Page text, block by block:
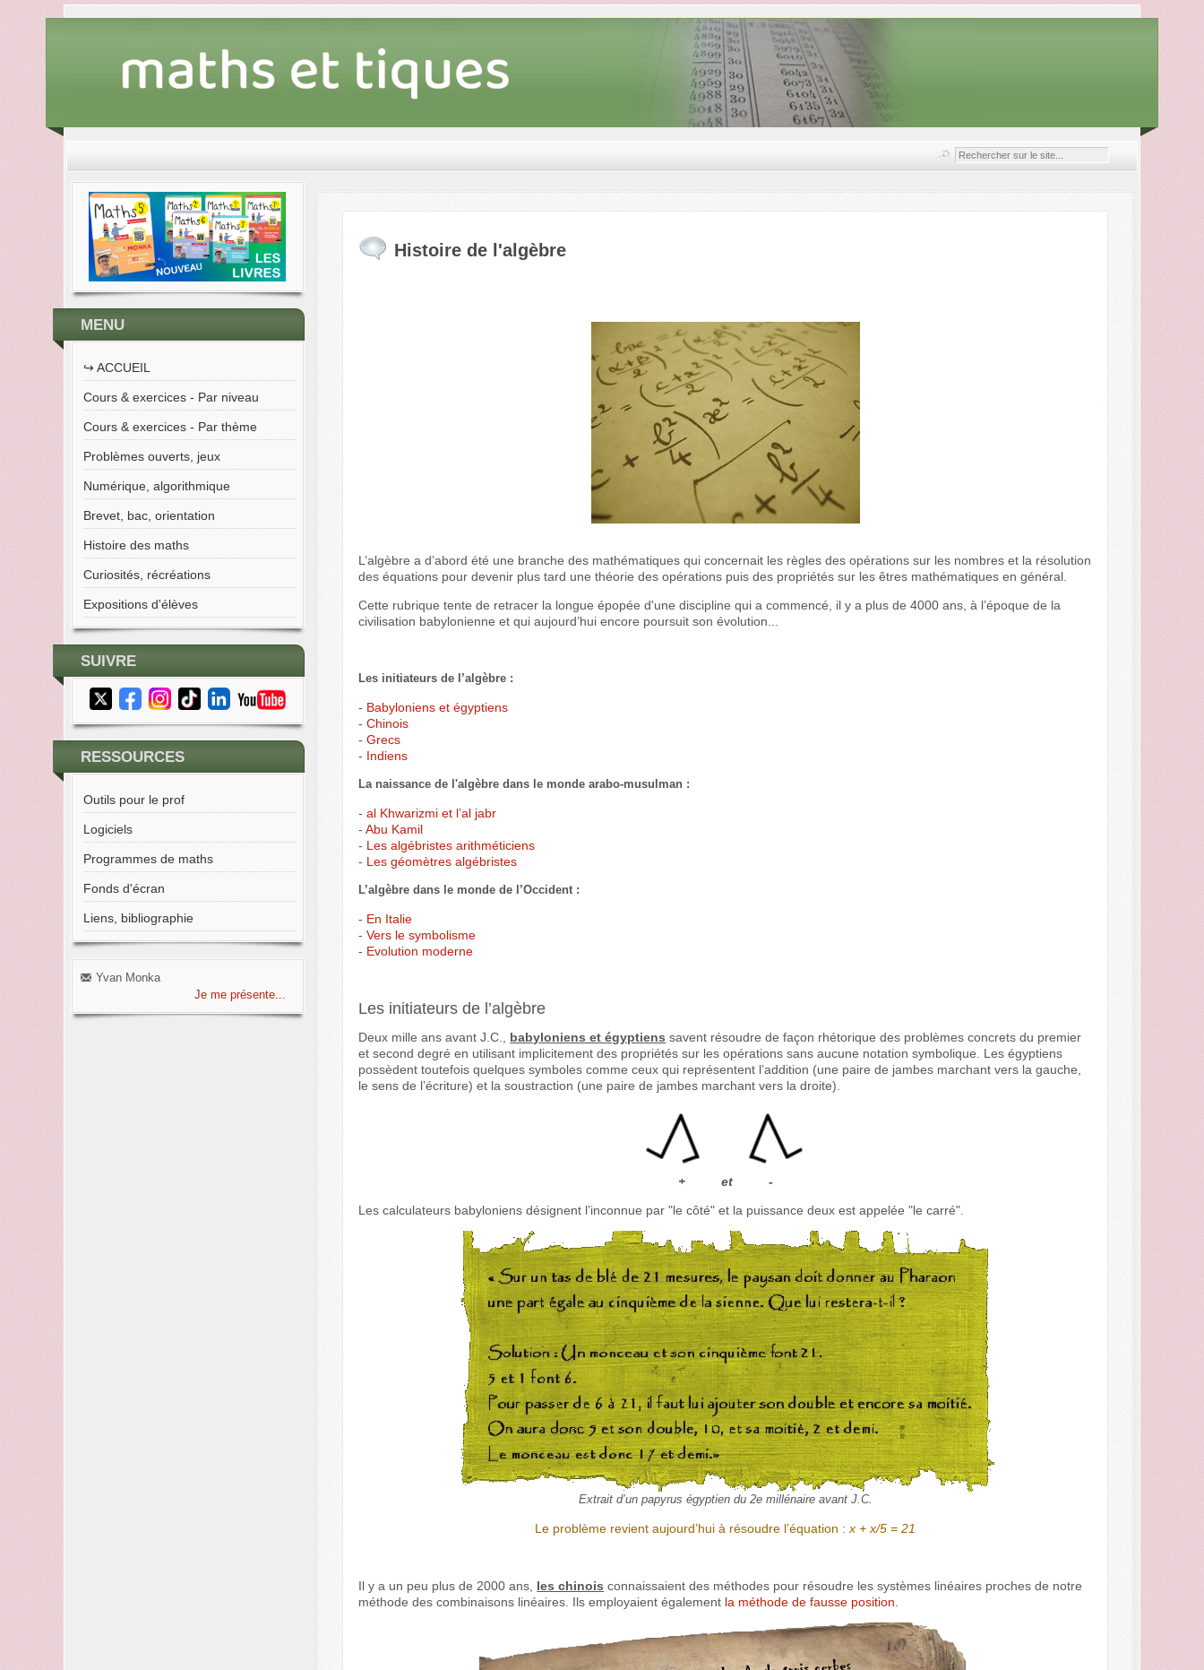
MENU
↪︎ ACCUEIL
Cours & exercices - Par niveau
Cours & exercices - Par thème
Problèmes ouverts, jeux
Numérique, algorithmique
Brevet, bac, orientation
Histoire des maths
Curiosités, récréations
Expositions d'élèves
SUIVRE
RESSOURCES
Outils pour le prof
Logiciels
Programmes de maths
Fonds d'écran
Liens, bibliographie
Yvan Monka
Je me présente...
Histoire de l'algèbre
L’algèbre a d’abord été une branche des mathématiques qui concernait les règles des opérations sur les nombres et la résolution
des équations pour devenir plus tard une théorie des opérations puis des propriétés sur les êtres mathématiques en général.
Cette rubrique tente de retracer la longue épopée d'une discipline qui a commencé, il y a plus de 4000 ans, à l’époque de la
civilisation babylonienne et qui aujourd’hui encore poursuit son évolution...
Les initiateurs de l’algèbre :
- Babyloniens et égyptiens
-Chinois
-Grecs
- Indiens
La naissance de l'algèbre dans le monde arabo-musulman :
-al Khwarizmi et l’al jabr
-Abu Kamil
- Les algébristes arithméticiens
- Les géomètres algébristes
L’algèbre dans le monde de l’Occident :
- En Italie
-Vers le symbolisme
- Evolution moderne
Les initiateurs de l’algèbre
Deux mille ans avant J.C., babyloniens et égyptiens savent résoudre de façon rhétorique des problèmes concrets du premier
et second degré en utilisant implicitement des propriétés sur les opérations sans aucune notation symbolique. Les égyptiens
possèdent toutefois quelques symboles comme ceux qui représentent l’addition (une paire de jambes marchant vers la gauche,
le sens de l’écriture) et la soustraction (une paire de jambes marchant vers la droite).
+ et -
Les calculateurs babyloniens désignent l’inconnue par "le côté" et la puissance deux est appelée "le carré".
Extrait d’un papyrus égyptien du 2e millénaire avant J.C.
Le problème revient aujourd’hui à résoudre l’équation :x + x/5 = 21
Il y a un peu plus de 2000 ans, les chinois connaissaient des méthodes pour résoudre les systèmes linéaires proches de notre
méthode des combinaisons linéaires. Ils employaient également la méthode de fausse position